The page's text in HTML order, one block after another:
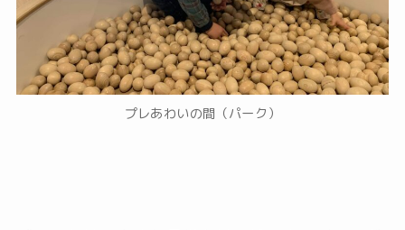
プレあわいの間（パーク）